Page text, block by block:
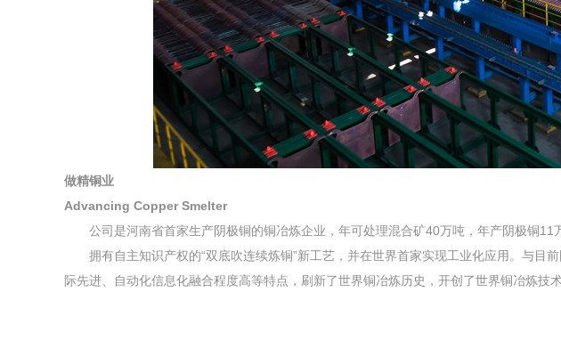
做精铜业
Advancing Copper Smelter
公司是河南省首家生产阴极铜的铜冶炼企业，年可处理混合矿40万吨，年产阴极铜11
拥有自主知识产权的“双底吹连续炼铜”新工艺，并在世界首家实现工业化应用。与目
际先进、自动化信息化融合程度高等特点，刷新了世界铜冶炼历史，开创了世界铜冶炼技术